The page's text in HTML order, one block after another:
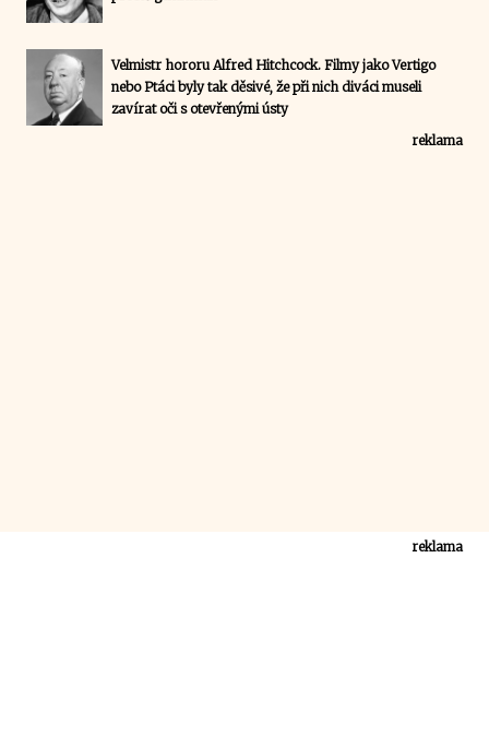
Velmistr hororu Alfred Hitchcock. Filmy jako Vertigo
nebo Ptáci byly tak děsivé, že při nich diváci museli
zavírat oči s otevřenými ústy
reklama
reklama